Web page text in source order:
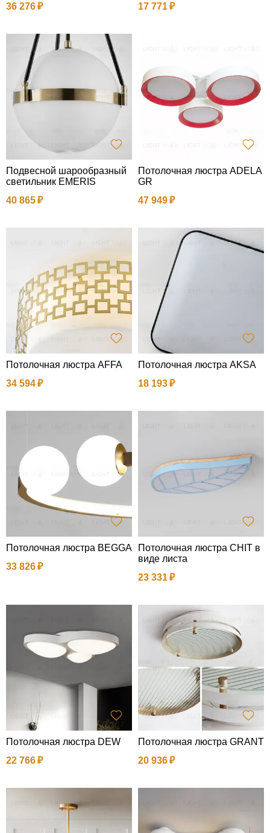
36 276
17 771
Подвесной шарообразный
светильник EMERIS
40 865
Потолочная люстра ADELA
GR
47 949
Потолочная люстра AFFA
34 594
Потолочная люстра AKSA
18 193
Потолочная люстра BEGGA
33 826
Потолочная люстра CHIT в
виде листа
23 331
Потолочная люстра DEW
22 766
Потолочная люстра GRANT
20 936